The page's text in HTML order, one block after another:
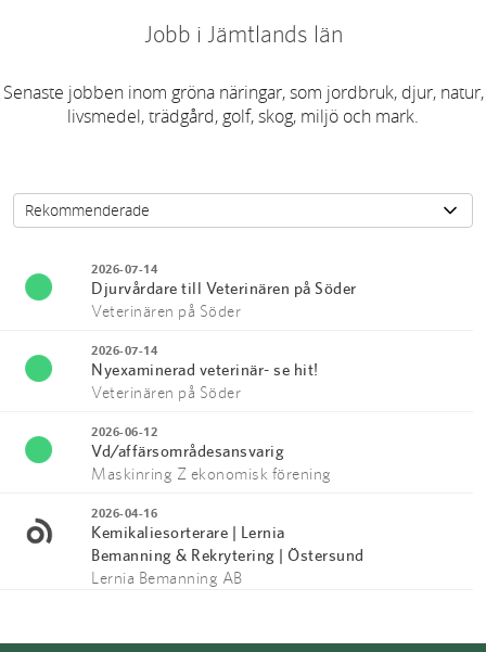
Jobb i Jämtlands län
Senaste jobben inom gröna näringar, som jordbruk, djur, natur,
livsmedel, trädgård, golf, skog, miljö och mark.
2026-07-14
Djurvårdare till Veterinären på Söder
Veterinären på Söder
2026-07-14
Nyexaminerad veterinär- se hit!
Veterinären på Söder
2026-06-12
Vd/affärsområdesansvarig
Maskinring Z ekonomisk förening
2026-04-16
Kemikaliesorterare | Lernia
Bemanning & Rekrytering | Östersund
Lernia Bemanning AB